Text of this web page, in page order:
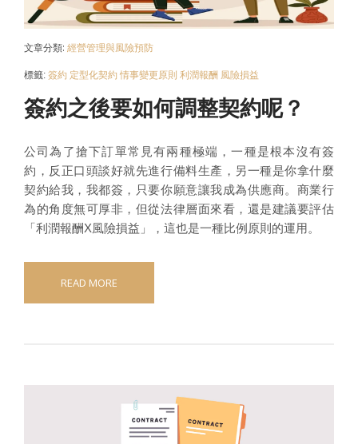
文章分類: 經營管理與風險預防
標籤: 簽約 定型化契約 情事變更原則 利潤報酬 風險損益
簽約之後要如何調整契約呢？
公司為了搶下訂單常見有兩種極端，一種是根本沒有簽
約，反正口頭談好就先進行備料生產，另一種是你拿什麼
契約給我，我都簽，只要你願意讓我成為供應商。商業行
為的角度無可厚非，但從法律層面來看，還是建議要評估
「利潤報酬X風險損益」，這也是一種比例原則的運用。
READ MORE